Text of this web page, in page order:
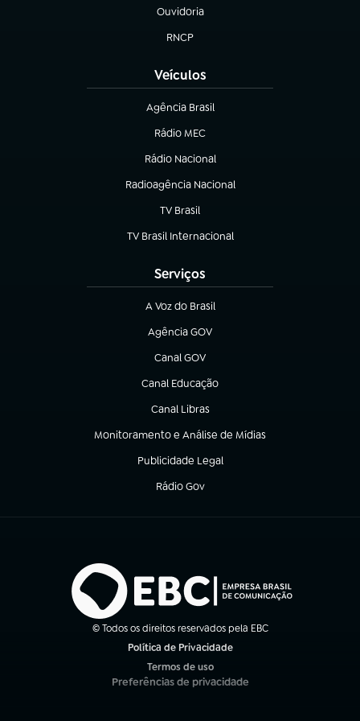
Ouvidoria
(abre em nova aba)
RNCP
(abre em nova aba)
Veículos
Agência Brasil
(abre em nova aba)
Rádio MEC
(abre em nova aba)
Rádio Nacional
Radioagência Nacional
(abre em nova aba)
TV Brasil
(abre em nova aba)
TV Brasil Internacional
(abre em nova aba)
Serviços
A Voz do Brasil
(abre em nova aba)
Agência GOV
(abre em nova aba)
Canal GOV
(abre em nova aba)
Canal Educação
(abre em nova aba)
Canal Libras
(abre em nova aba)
Monitoramento e Análise de Mídias
(abre em nova aba)
Publicidade Legal
(abre em nova aba)
Rádio Gov
(abre em nova aba)
© Todos os direitos reservados pela EBC
Política de Privacidade
Termos de uso
(abre em nova aba)
Preferências de privacidade